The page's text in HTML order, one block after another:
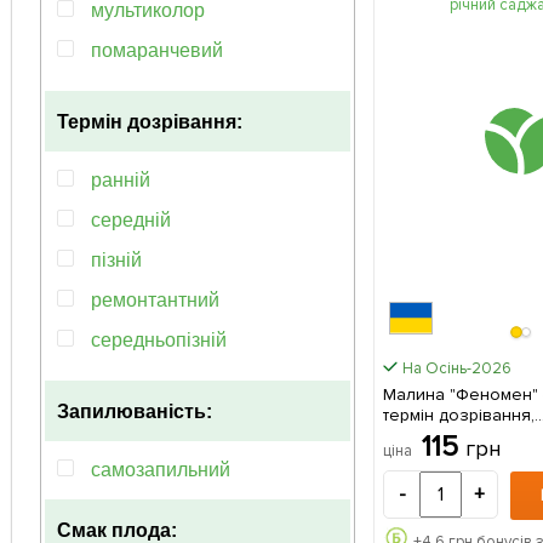
мультиколор
помаранчевий
рожевий
фіолетовий
чорний
Термін дозрівання:
ранній
середній
пізній
ремонтантний
середньопізній
середньоранній
Запилюваність:
самозапильний
Смак плода:
На Осінь-2026
Малина "Феномен"
термін дозрівання,
великоплідний,
сорт) 1-річний
упаковці
ціна 115 грн
- +